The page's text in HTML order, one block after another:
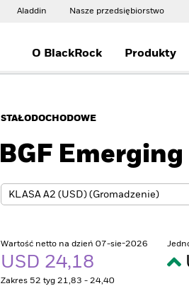
Aladdin Nasze przedsiębiorstwo
O BlackRock Produkty
STAŁODOCHODOWE
BGF
Wartość netto na dzień 07-sie-2026
USD 24,18
Zakres 52 tyg 21,83 - 24,40